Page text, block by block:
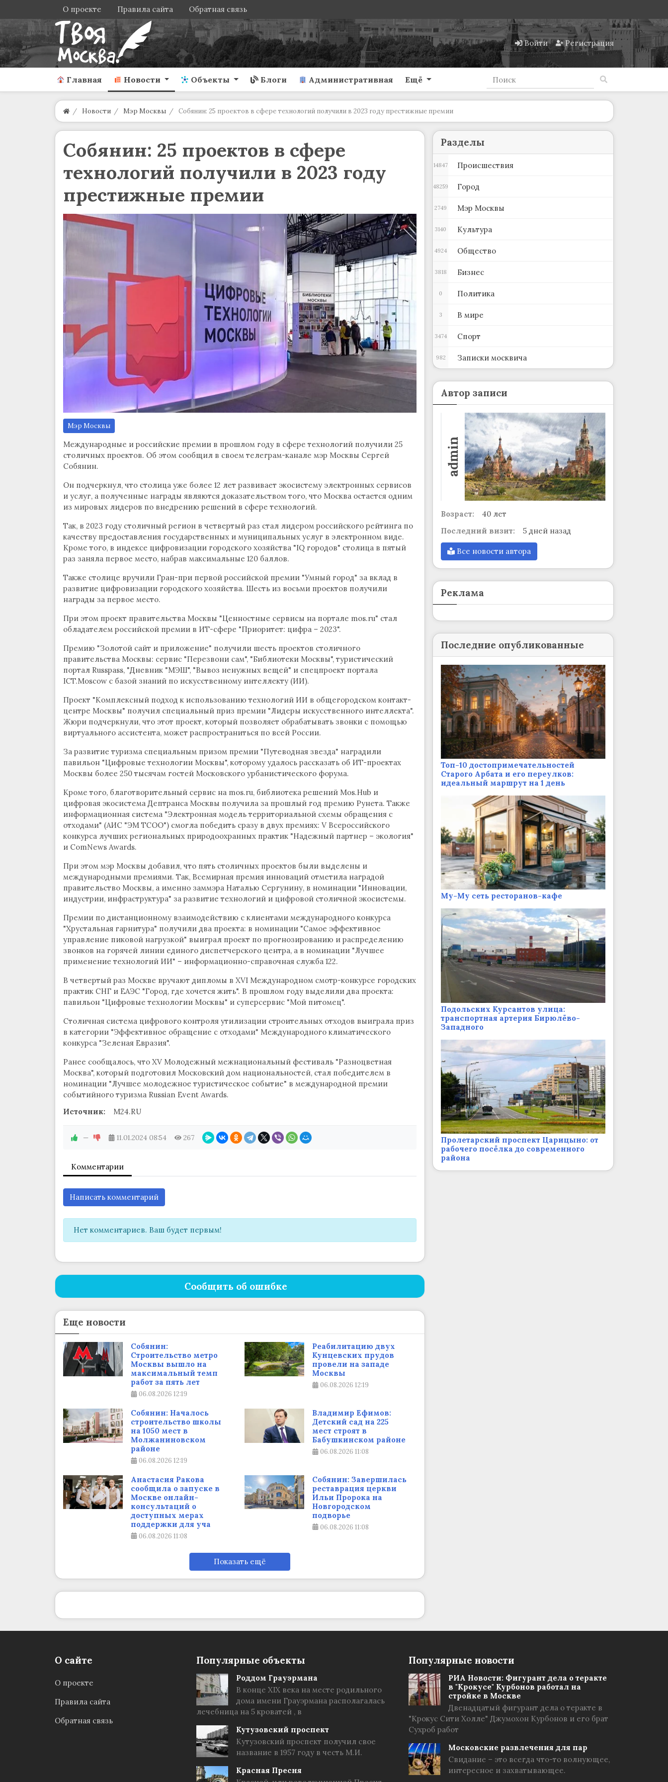
О проекте Правила сайта Обратная связь
Войти Регистрация
Главная Новости Объекты Блоги Административная Ещё
Новости Мэр Москвы Собянин: 25 проектов в сфере технологий получили в 2023 году престижные премии
Собянин: 25 проектов в сфере
технологий получили в 2023 году
престижные премии
Мэр Москвы
Международные и российские премии в прошлом году в сфере технологий получили 25
столичных проектов. Об этом сообщил в своем телеграм-канале мэр Москвы Сергей
Собянин.
Он подчеркнул, что столица уже более 12 лет развивает экосистему электронных сервисов
и услуг, а полученные награды являются доказательством того, что Москва остается одним
из мировых лидеров по внедрению решений в сфере технологий.
Так, в 2023 году столичный регион в четвертый раз стал лидером российского рейтинга по
качеству предоставления государственных и муниципальных услуг в электронном виде.
Кроме того, в индексе цифровизации городского хозяйства "IQ городов" столица в пятый
раз заняла первое место, набрав максимальные 120 баллов.
Также столице вручили Гран-при первой российской премии "Умный город" за вклад в
развитие цифровизации городского хозяйства. Шесть из восьми проектов получили
награды за первое место.
При этом проект правительства Москвы "Ценностные сервисы на портале mos.ru" стал
обладателем российской премии в ИТ-сфере "Приоритет: цифра – 2023".
Премию "Золотой сайт и приложение" получили шесть проектов столичного
правительства Москвы: сервис "Перезвони сам", "Библиотеки Москвы", туристический
портал Russpass, "Дневник "МЭШ", "Вывоз ненужных вещей" и спецпроект портала
ICT.Moscow с базой знаний по искусственному интеллекту (ИИ).
Проект "Комплексный подход к использованию технологий ИИ в общегородском контакт-
центре Москвы" получил специальный приз премии "Лидеры искусственного интеллекта".
Жюри подчеркнули, что этот проект, который позволяет обрабатывать звонки с помощью
виртуального ассистента, может распространиться по всей России.
За развитие туризма специальным призом премии "Путеводная звезда" наградили
павильон "Цифровые технологии Москвы", которому удалось рассказать об ИТ-проектах
Москвы более 250 тысячам гостей Московского урбанистического форума.
Кроме того, благотворительный сервис на mos.ru, библиотека решений Mos.Hub и
цифровая экосистема Дептранса Москвы получила за прошлый год премию Рунета. Также
информационная система "Электронная модель территориальной схемы обращения с
отходами" (АИС "ЭМ ТСОО") смогла победить сразу в двух премиях: V Всероссийского
конкурса лучших региональных природоохранных практик "Надежный партнер – экология"
и ComNews Awards.
При этом мэр Москвы добавил, что пять столичных проектов были выделены и
международными премиями. Так, Всемирная премия инноваций отметила наградой
правительство Москвы, а именно заммэра Наталью Сергунину, в номинации "Инновации,
индустрии, инфраструктура" за развитие технологий и цифровой столичной экосистемы.
Премии по дистанционному взаимодействию с клиентами международного конкурса
"Хрустальная гарнитура" получили два проекта: в номинации "Самое эффективное
управление пиковой нагрузкой" выиграл проект по прогнозированию и распределению
звонков на горячей линии единого диспетчерского центра, а в номинации "Лучшее
применение технологий ИИ" – информационно-справочная служба 122.
В четвертый раз Москве вручают дипломы в XVI Международном смотр-конкурсе городских
практик СНГ и ЕАЭС "Город, где хочется жить". В прошлом году выделили два проекта:
павильон "Цифровые технологии Москвы" и суперсервис "Мой питомец".
Столичная система цифрового контроля утилизации строительных отходов выиграла приз
в категории "Эффективное обращение с отходами" Международного климатического
конкурса "Зеленая Евразия".
Ранее сообщалось, что XV Молодежный межнациональный фестиваль "Разноцветная
Москва", который подготовил Московский дом национальностей, стал победителем в
номинации "Лучшее молодежное туристическое событие" в международной премии
событийного туризма Russian Event Awards.
Источник:
M24.RU
— 11.01.2024 08:54 267
Комментарии
Написать комментарий
Нет комментариев. Ваш будет первым!
Сообщить об ошибке
Еще новости
Собянин:
Строительство метро
Москвы вышло на
максимальный темп
работ за пять лет
06.08.2026 12:19
Реабилитацию двух
Кунцевских прудов
провели на западе
Москвы
06.08.2026 12:19
Собянин: Началось
строительство школы
на 1050 мест в
Молжаниновском
районе
06.08.2026 12:19
Владимир Ефимов:
Детский сад на 225
мест строят в
Бабушкинском районе
06.08.2026 11:08
Анастасия Ракова
сообщила о запуске в
Москве онлайн-
консультаций о
доступных мерах
поддержки для уча
06.08.2026 11:08
Собянин: Завершилась
реставрация церкви
Ильи Пророка на
Новгородском
подворье
06.08.2026 11:08
Показать ещё
Разделы
Происшествия
14847
Город
48259
Мэр Москвы
2749
Культура
3140
Общество
4924
Бизнес
3818
Политика
0
В мире
3
Спорт
3474
Записки москвича
982
Автор записи
admin
Возраст:
40 лет
Последний визит:
5 дней назад
Все новости автора
Реклама
Последние опубликованные
Топ-10 достопримечательностей
Старого Арбата и его переулков:
идеальный маршрут на 1 день
Му-Му сеть ресторанов-кафе
Подольских Курсантов улица:
транспортная артерия Бирюлёво-
Западного
Пролетарский проспект Царицыно: от
рабочего посёлка до современного
района
О сайте
О проекте
Правила сайта
Обратная связь
Популярные объекты
Роддом Грауэрмана
В конце XIX века на месте родильного
дома имени Грауэрмана располагалась
лечебница на 5 кроватей , в
Кутузовский проспект
Кутузовский проспект получил свое
название в 1957 году в честь М.И.
Красная Пресня
Популярные новости
РИА Новости: Фигурант дела о теракте
в "Крокусе" Курбонов работал на
стройке в Москве
Двенадцатый фигурант дела о теракте в
"Крокус Сити Холле" Джумохон Курбонов и его брат
Сухроб работ
Московские развлечения для пар
Свидание – это всегда что-то волнующее,
интересное и захватывающее.